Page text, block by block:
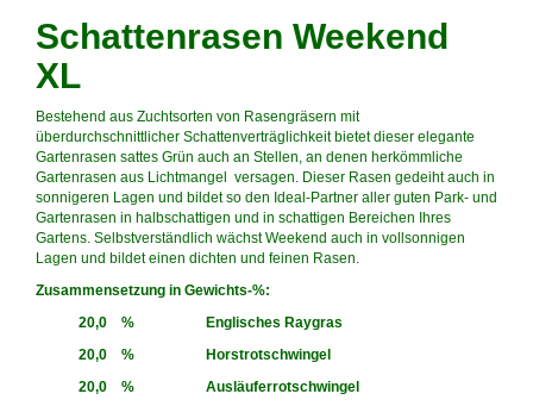
Schattenrasen Weekend
XL
Bestehend aus Zuchtsorten von Rasengräsern mit
überdurchschnittlicher Schattenverträglichkeit bietet dieser elegante
Gartenrasen sattes Grün auch an Stellen, an denen herkömmliche
Gartenrasen aus Lichtmangel versagen. Dieser Rasen gedeiht auch in
sonnigeren Lagen und bildet so den Ideal-Partner aller guten Park- und
Gartenrasen in halbschattigen und in schattigen Bereichen Ihres
Gartens. Selbstverständlich wächst Weekend auch in vollsonnigen
Lagen und bildet einen dichten und feinen Rasen.
Zusammensetzung in Gewichts-%:
20,0 % Englisches Raygras
20,0 % Horstrotschwingel
20,0 % Ausläuferrotschwingel